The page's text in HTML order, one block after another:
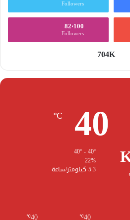
Followers
82٬100
Followers
704K
40
℃
22%
5.3 كيلومتر/ساعة
℃
℃